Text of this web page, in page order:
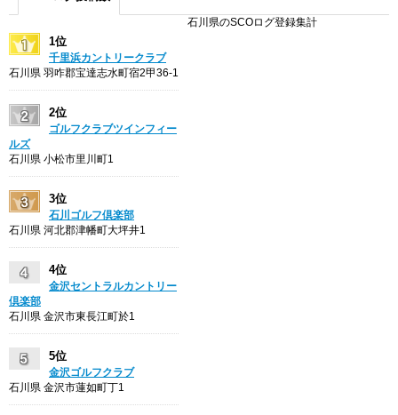
石川県のSCOログ登録集計
1位
千里浜カントリークラブ
石川県 羽咋郡宝達志水町宿2甲36-1
2位
ゴルフクラブツインフィー
ルズ
石川県 小松市里川町1
3位
石川ゴルフ倶楽部
石川県 河北郡津幡町大坪井1
4位
金沢セントラルカントリー
倶楽部
石川県 金沢市東長江町於1
5位
金沢ゴルフクラブ
石川県 金沢市蓮如町丁1